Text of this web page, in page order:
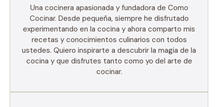
Una cocinera apasionada y fundadora de Como
Cocinar. Desde pequeña, siempre he disfrutado
experimentando en la cocina y ahora comparto mis
recetas y conocimientos culinarios con todos
ustedes. Quiero inspirarte a descubrir la magia de la
cocina y que disfrutes tanto como yo del arte de
cocinar.